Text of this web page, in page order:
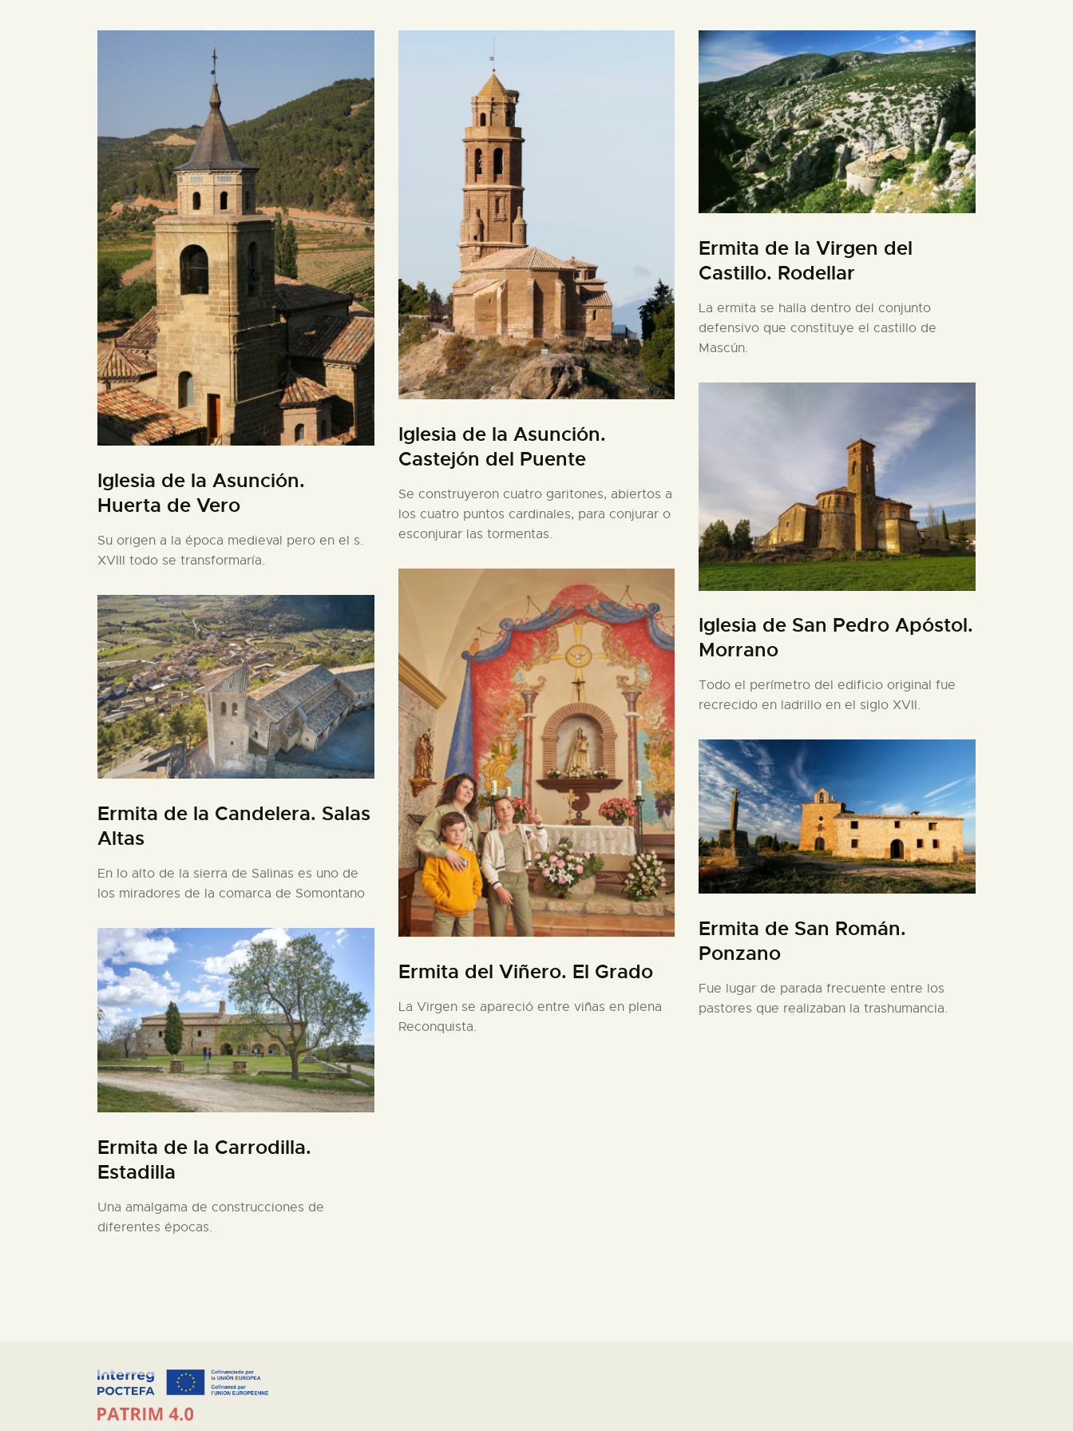
Iglesia de la Asunción.
Huerta de Vero
Su origen a la época medieval pero en el s.
XVIII todo se transformaría.
Iglesia de la Asunción.
Castejón del Puente
Se construyeron cuatro garitones, abiertos a
los cuatro puntos cardinales, para conjurar o
esconjurar las tormentas.
Ermita de la Virgen del
Castillo. Rodellar
La ermita se halla dentro del conjunto
defensivo que constituye el castillo de
Mascún.
Iglesia de San Pedro Apóstol.
Morrano
Todo el perímetro del edificio original fue
recrecido en ladrillo en el siglo XVII.
Ermita del Viñero. El Grado
La Virgen se apareció entre viñas en plena
Reconquista.
Ermita de la Candelera. Salas
Altas
En lo alto de la sierra de Salinas es uno de
los miradores de la comarca de Somontano
Ermita de San Román.
Ponzano
Fue lugar de parada frecuente entre los
pastores que realizaban la trashumancia.
Ermita de la Carrodilla.
Estadilla
Una amalgama de construcciones de
diferentes épocas.